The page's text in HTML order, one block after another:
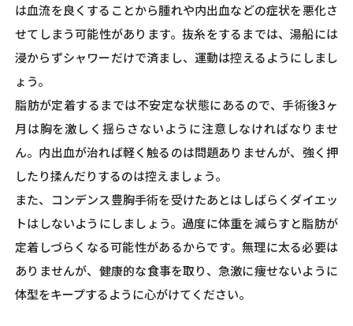
は血流を良くすることから腫れや内出血などの症状を悪化さ
せてしまう可能性があります。抜糸をするまでは、湯船には
浸からずシャワーだけで済まし、運動は控えるようにしまし
ょう。
脂肪が定着するまでは不安定な状態にあるので、手術後3ヶ
月は胸を激しく揺らさないように注意しなければなりませ
ん。内出血が治れば軽く触るのは問題ありませんが、強く押
したり揉んだりするのは控えましょう。
また、コンデンス豊胸手術を受けたあとはしばらくダイエッ
トはしないようにしましょう。過度に体重を減らすと脂肪が
定着しづらくなる可能性があるからです。無理に太る必要は
ありませんが、健康的な食事を取り、急激に痩せないように
体型をキープするように心がけてください。